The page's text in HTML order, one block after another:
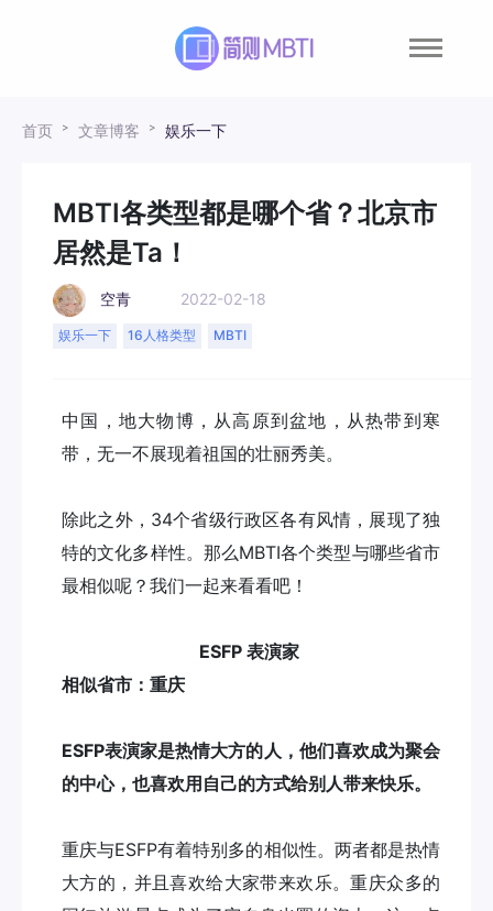
首页 文章博客 娱乐一下
MBTI各类型都是哪个省？北京市
居然是Ta！
空青 2022-02-18
MBTI
16人格类型
娱乐一下
中国，地大物博，从高原到盆地，从热带到寒
带，无一不展现着祖国的壮丽秀美。
除此之外，34个省级行政区各有风情，展现了独
特的文化多样性。那么MBTI各个类型与哪些省市
最相似呢？我们一起来看看吧！
ESFP 表演家
相似省市：重庆
ESFP表演家是热情大方的人，他们喜欢成为聚会
的中心，也喜欢用自己的方式给别人带来快乐。
重庆与ESFP有着特别多的相似性。两者都是热情
大方的，并且喜欢给大家带来欢乐。重庆众多的